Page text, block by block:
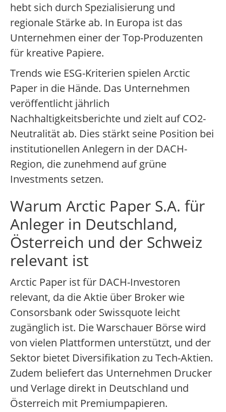
hebt sich durch Spezialisierung und
regionale Stärke ab. In Europa ist das
Unternehmen einer der Top-Produzenten
für kreative Papiere.
Trends wie ESG-Kriterien spielen Arctic
Paper in die Hände. Das Unternehmen
veröffentlicht jährlich
Nachhaltigkeitsberichte und zielt auf CO2-
Neutralität ab. Dies stärkt seine Position bei
institutionellen Anlegern in der DACH-
Region, die zunehmend auf grüne
Investments setzen.
Warum Arctic Paper S.A. für
Anleger in Deutschland,
Österreich und der Schweiz
relevant ist
Arctic Paper ist für DACH-Investoren
relevant, da die Aktie über Broker wie
Consorsbank oder Swissquote leicht
zugänglich ist. Die Warschauer Börse wird
von vielen Plattformen unterstützt, und der
Sektor bietet Diversifikation zu Tech-Aktien.
Zudem beliefert das Unternehmen Drucker
und Verlage direkt in Deutschland und
Österreich mit Premiumpapieren.